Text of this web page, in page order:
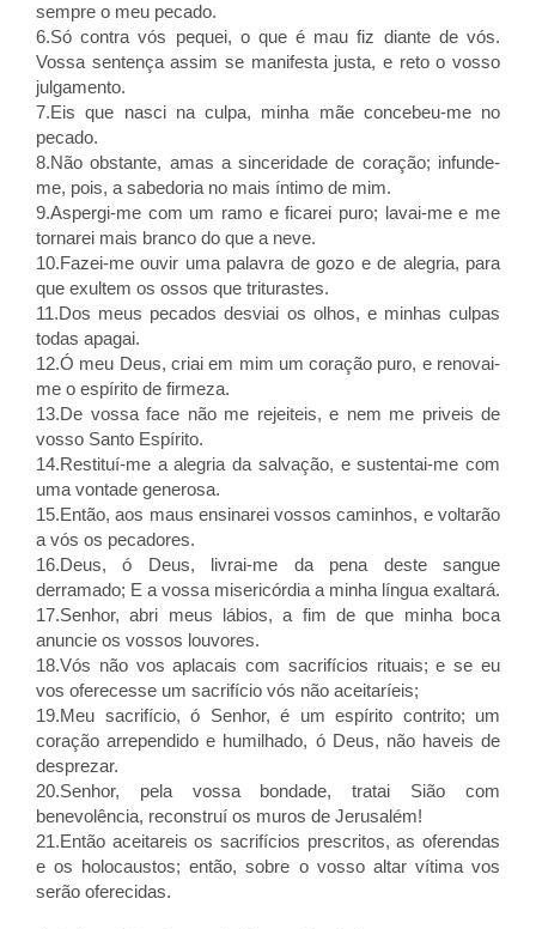
sempre o meu pecado.
6.Só contra vós pequei, o que é mau fiz diante de vós.
Vossa sentença assim se manifesta justa, e reto o vosso
julgamento.
7.Eis que nasci na culpa, minha mãe concebeu-me no
pecado.
8.Não obstante, amas a sinceridade de coração; infunde-
me, pois, a sabedoria no mais íntimo de mim.
9.Aspergi-me com um ramo e ficarei puro; lavai-me e me
tornarei mais branco do que a neve.
10.Fazei-me ouvir uma palavra de gozo e de alegria, para
que exultem os ossos que triturastes.
11.Dos meus pecados desviai os olhos, e minhas culpas
todas apagai.
12.Ó meu Deus, criai em mim um coração puro, e renovai-
me o espírito de firmeza.
13.De vossa face não me rejeiteis, e nem me priveis de
vosso Santo Espírito.
14.Restituí-me a alegria da salvação, e sustentai-me com
uma vontade generosa.
15.Então, aos maus ensinarei vossos caminhos, e voltarão
a vós os pecadores.
16.Deus, ó Deus, livrai-me da pena deste sangue
derramado; E a vossa misericórdia a minha língua exaltará.
17.Senhor, abri meus lábios, a fim de que minha boca
anuncie os vossos louvores.
18.Vós não vos aplacais com sacrifícios rituais; e se eu
vos oferecesse um sacrifício vós não aceitaríeis;
19.Meu sacrifício, ó Senhor, é um espírito contrito; um
coração arrependido e humilhado, ó Deus, não haveis de
desprezar.
20.Senhor, pela vossa bondade, tratai Sião com
benevolência, reconstruí os muros de Jerusalém!
21.Então aceitareis os sacrifícios prescritos, as oferendas
e os holocaustos; então, sobre o vosso altar vítima vos
serão oferecidas.